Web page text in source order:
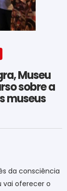
Museu
sobre a
museus
da consciência
vai oferecer o